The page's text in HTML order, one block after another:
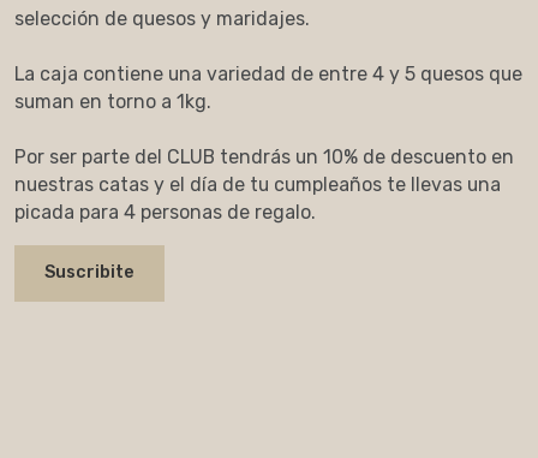
selección de quesos y maridajes.
La caja contiene una variedad de entre 4 y 5 quesos que
suman en torno a 1kg.
Por ser parte del CLUB tendrás un 10% de descuento en
nuestras catas y el día de tu cumpleaños te llevas una
picada para 4 personas de regalo.
Suscribite